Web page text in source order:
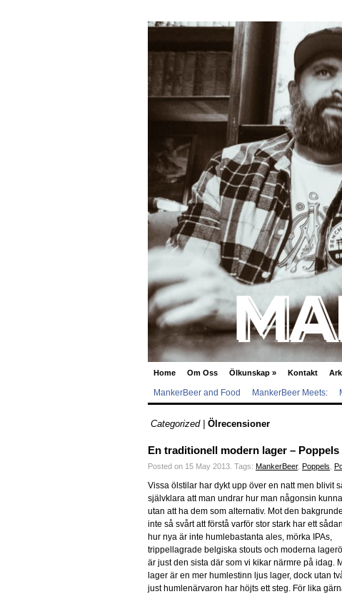
Home Om Oss Ölkunskap » Kontakt
MankerBeer and Food MankerBeer Meets:
Categorized | Ölrecensioner
En traditionell modern lager –
Posted on 15 May 2013. Tags: MankerBeer, Poppels
Vissa ölstilar har dykt upp över en natt men blivit
självklara att man undrar hur man någonsin
utan att ha dem som alternativ. Mot den
inte så svårt att förstå varför stor stark har ett
hur nya är inte humlebastanta ales, mörka IPAs,
trippellagrade belgiska stouts och moderna
är just den sista där som vi kikar närmre på idag.
lager är en mer humlestinn ljus lager, dock utan
just humlenärvaron har höjts ett steg. För lika